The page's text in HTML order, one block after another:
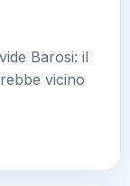
Barosi: il
vicino